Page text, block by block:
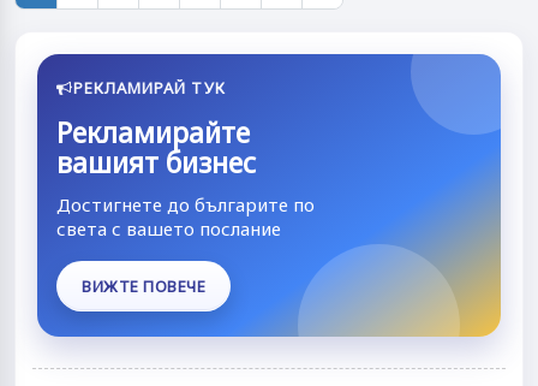
РЕКЛАМИРАЙ ТУК
Рекламирайте
вашият бизнес
Достигнете до българите по
света с вашето послание
ВИЖТЕ ПОВЕЧЕ